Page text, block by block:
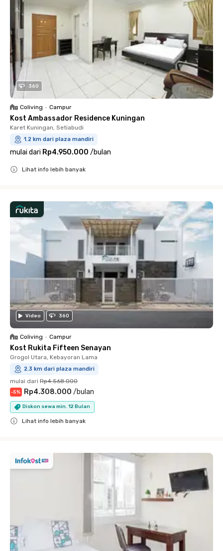
360
Coliving • Campur
Kost Ambassador Residence Kuningan
Karet Kuningan, Setiabudi
1.2 km dari plaza mandiri
mulai dari Rp4.950.000 /bulan
Lihat info lebih banyak
Video 360
Coliving • Campur
Kost Rukita Fifteen Senayan
Grogol Utara, Kebayoran Lama
2.3 km dari plaza mandiri
mulai dari Rp4.568.000
-5% Rp4.308.000 /bulan
Diskon sewa min. 12 Bulan
Lihat info lebih banyak